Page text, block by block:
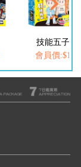
技能五子棋
會員價:$173